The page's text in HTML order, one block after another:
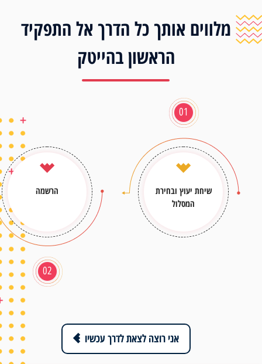
מלווים אותך כל הדרך אל התפקיד
הראשון בהייטק
01
שיחת יעוץ ובחירת
המסלול
02
הרשמה
אני רוצה לצאת לדרך עכשיו